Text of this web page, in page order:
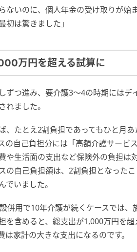
ないのに、個人年金の受け取りが
初は驚きました」
万円を超える試算に
ずつ進み、要介護3〜4の時期にはデ
れました。
、たとえ2割負担であってもひと月
の自己負担分には「高額介護サービ
や生活面の支出など保険外の負担は
の自己負担額は、2割負担となった
でいました。
併用で10年介護が続くケースでは
を含めると、総支出が1,000万円を
は家計の大きな支出になるのです。